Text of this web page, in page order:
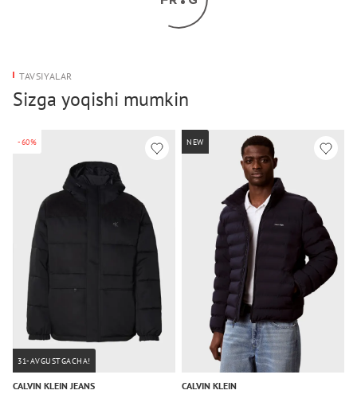
TAVSIYALAR
Sizga yoqishi mumkin
-60%
31-AVGUSTGACHA!
CALVIN KLEIN JEANS
NEW
CALVIN KLEIN